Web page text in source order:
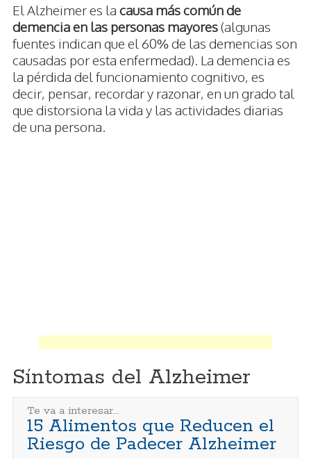
El Alzheimer es la causa más común de
demencia en las personas mayores(algunas
fuentes indican que el 60% de las demencias son
causadas por esta enfermedad). La demencia es
la pérdida del funcionamiento cognitivo, es
decir, pensar, recordar y razonar, en un grado tal
que distorsiona la vida y las actividades diarias
de una persona.
Síntomas del Alzheimer
Te va a interesar...
15 Alimentos que Reducen el
Riesgo de Padecer Alzheimer